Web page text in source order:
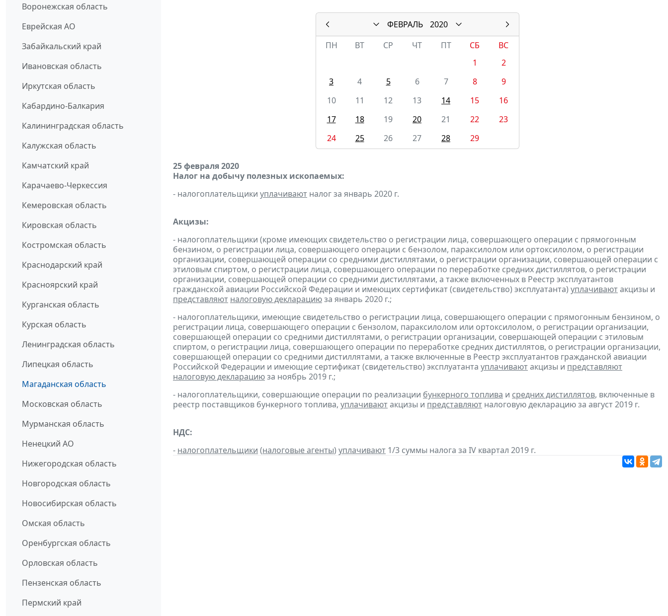
Воронежская область
Еврейская АО
Забайкальский край
Ивановская область
Иркутская область
Кабардино-Балкария
Калининградская область
Калужская область
Камчатский край
Карачаево-Черкессия
Кемеровская область
Кировская область
Костромская область
Краснодарский край
Красноярский край
Курганская область
Курская область
Ленинградская область
Липецкая область
Магаданская область
Московская область
Мурманская область
Ненецкий АО
Нижегородская область
Новгородская область
Новосибирская область
Омская область
Оренбургская область
Орловская область
Пензенская область
Пермский край
ФЕВРАЛЬ
2020
ПН
ВТ СР ЧТ ПТ СБ
ВС
1
2
3
4 5 6 7 8
9
10
11 12 13 14 15
16
17
18 19 20 21 22
23
24
25 26 27 28 29
25 февраля 2020
Налог на добычу полезных ископаемых:
- налогоплательщики уплачивают налог за январь 2020 г.
Акцизы:
- налогоплательщики (кроме имеющих свидетельство о регистрации лица, совершающего операции с прямогонным
бензином, о регистрации лица, совершающего операции с бензолом, параксилолом или ортоксилолом, о регистрации
организации, совершающей операции со средними дистиллятами, о регистрации организации, совершающей операции с
этиловым спиртом, о регистрации лица, совершающего операции по переработке средних дистиллятов, о регистрации
организации, совершающей операции со средними дистиллятами, а также включенных в Реестр эксплуатантов
гражданской авиации Российской Федерации и имеющих сертификат (свидетельство) эксплуатанта) уплачиваютакцизы и
представляют налоговую декларациюза январь 2020 г.;
- налогоплательщики, имеющие свидетельство о регистрации лица, совершающего операции с прямогонным бензином, о
регистрации лица, совершающего операции с бензолом, параксилолом или ортоксилолом, о регистрации организации,
совершающей операции со средними дистиллятами, о регистрации организации, совершающей операции с этиловым
спиртом, о регистрации лица, совершающего операции по переработке средних дистиллятов, о регистрации организации,
совершающей операции со средними дистиллятами, а также включенные в Реестр эксплуатантов гражданской авиации
Российской Федерации и имеющие сертификат (свидетельство) эксплуатанта уплачиваютакцизы и представляют
налоговую декларациюза ноябрь 2019 г.;
- налогоплательщики, совершающие операции по реализации бункерного топлива и средних дистиллятов, включенные в
реестр поставщиков бункерного топлива, уплачиваютакцизы и представляют налоговую декларацию за август 2019 г.
НДС:
- налогоплательщики (налоговые агенты) уплачивают 1/3 суммы налога за IV квартал 2019 г.